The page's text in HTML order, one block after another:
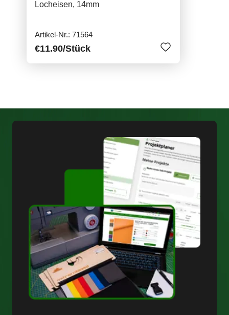
Locheisen, 14mm
Artikel-Nr.: 71564
€11.90/Stück